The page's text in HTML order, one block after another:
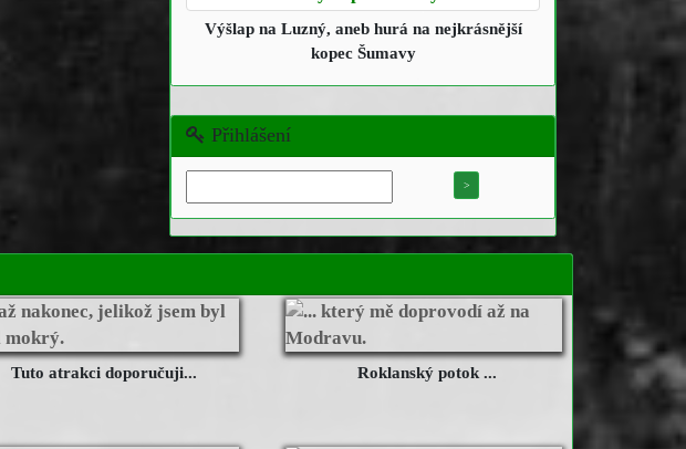
Výšlap na Luzný, aneb hurá na nejkrásnější
kopec Šumavy
Přihlášení
Tuto atrakci doporučuji... Roklanský potok ...